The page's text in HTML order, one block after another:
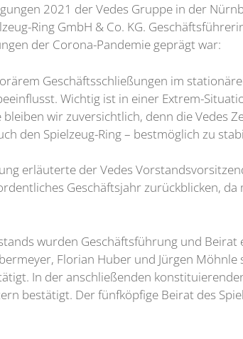
2021 der Vedes Gruppe in der
Ring GmbH & Co. KG.
der Corona-Pandemie geprägt war:
Geschäftsschließungen im
Wichtig ist in einer Extrem-
wir zuversichtlich, denn die Vedes
den Spielzeug-Ring – bestmöglich zu
erläuterte der Vedes
Geschäftsjahr zurückblicken,
wurden Geschäftsführung und
Florian Huber und Jürgen
In der anschließenden
bestätigt. Der fünfköpfige Beirat des